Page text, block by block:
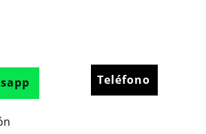
Teléfono